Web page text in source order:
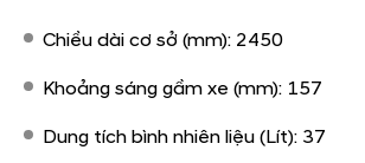
Chiều dài cơ sở (mm): 2450
Khoảng sáng gầm xe (mm): 157
Dung tích bình nhiên liệu (Lít): 37